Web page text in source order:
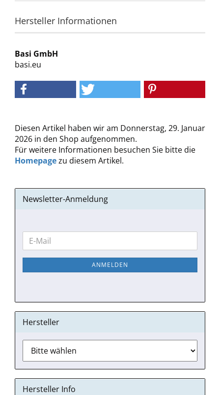
Hersteller Informationen
Basi GmbH
basi.eu
Diesen Artikel haben wir am Donnerstag, 29. Januar
2026 in den Shop aufgenommen.
Für weitere Informationen besuchen Sie bitte die
Homepagezu diesem Artikel.
Newsletter-Anmeldung
WEITER
ZUR
NEWSLETTER-
E-
Mail
ANMELDEN
Hersteller
Hersteller Info